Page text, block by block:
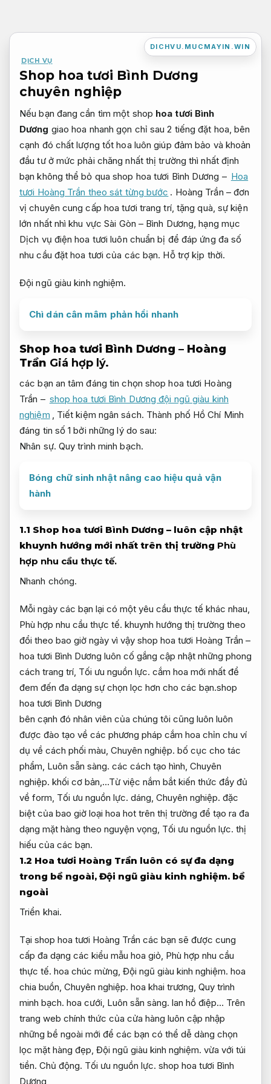
nội
DICHVU.MUCMAYIN.WIN
DỊCH VỤ
Shop hoa tươi Bình Dương
chuyên nghiệp
Nếu bạn đang cần tìm một shop hoa tươi Bình
Dương giao hoa nhanh gọn chỉ sau 2 tiếng đặt hoa, bên
cạnh đó chất lượng tốt hoa luôn giúp đảm bảo và khoản
đầu tư ở mức phải chăng nhất thị trường thì nhất định
bạn không thể bỏ qua shop hoa tươi Bình Dương – Hoa
tươi Hoàng Trần theo sát từng bước . Hoàng Trần – đơn
vị chuyên cung cấp hoa tươi trang trí, tặng quà, sự kiện
lớn nhất nhì khu vực Sài Gòn – Bình Dương, hạng mục
Dịch vụ điện hoa tươi luôn chuẩn bị để đáp ứng đa số
nhu cầu đặt hoa tươi của các bạn. Hỗ trợ kịp thời.
Đội ngũ giàu kinh nghiệm.
Chì dán cân mâm phản hồi nhanh
Shop hoa tươi Bình Dương – Hoàng
Trần Giá hợp lý.
các bạn an tâm đáng tin chọn shop hoa tươi Hoàng
Trần – shop hoa tươi Bình Dương đội ngũ giàu kinh
nghiệm , Tiết kiệm ngân sách. Thành phố Hồ Chí Minh
đáng tin số 1 bởi những lý do sau:
Nhân sự. Quy trình minh bạch.
Bóng chữ sinh nhật nâng cao hiệu quả vận
hành
1.1 Shop hoa tươi Bình Dương – luôn cập nhật
khuynh hướng mới nhất trên thị trường Phù
hợp nhu cầu thực tế.
Nhanh chóng.
Mỗi ngày các bạn lại có một yêu cầu thực tế khác nhau,
Phù hợp nhu cầu thực tế. khuynh hướng thị trường theo
đổi theo bao giờ ngày vì vậy shop hoa tươi Hoàng Trần –
hoa tươi Bình Dương luôn cố gắng cập nhật những phong
cách trang trí, Tối ưu nguồn lực. cắm hoa mới nhất để
đem đến đa dạng sự chọn lọc hơn cho các bạn.shop
hoa tươi Bình Dương
bên cạnh đó nhân viên của chúng tôi cũng luôn luôn
được đào tạo về các phương pháp cắm hoa chỉn chu ví
dụ về cách phối màu, Chuyên nghiệp. bố cục cho tác
phẩm, Luôn sẵn sàng. các cách tạo hình, Chuyên
nghiệp. khối cơ bản,…Từ việc nắm bắt kiến thức đầy đủ
về form, Tối ưu nguồn lực. dáng, Chuyên nghiệp. đặc
biệt của bao giờ loại hoa hot trên thị trường để tạo ra đa
dạng mặt hàng theo nguyện vọng, Tối ưu nguồn lực. thị
hiếu của các bạn.
1.2 Hoa tươi Hoàng Trần luôn có sự đa dạng
trong bề ngoài, Đội ngũ giàu kinh nghiệm. bề
ngoài
Triển khai.
Tại shop hoa tươi Hoàng Trần các bạn sẽ được cung
cấp đa dạng các kiểu mẫu hoa giỏ, Phù hợp nhu cầu
thực tế. hoa chúc mừng, Đội ngũ giàu kinh nghiệm. hoa
chia buồn, Chuyên nghiệp. hoa khai trương, Quy trình
minh bạch. hoa cưới, Luôn sẵn sàng. lan hồ điệp… Trên
trang web chính thức của cửa hàng luôn cập nhập
những bề ngoài mới để các bạn có thể dễ dàng chọn
lọc mặt hàng đẹp, Đội ngũ giàu kinh nghiệm. vừa với túi
tiền. Chủ động. Tối ưu nguồn lực. shop hoa tươi Bình
Dương